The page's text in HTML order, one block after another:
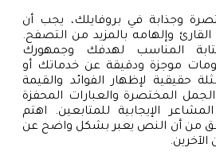
وجذابة في بروفايلك، يجب أن
وإلهامه بالمزيد من التصفح.
المناسب لهدفك وجمهورك
موجزة ودقيقة عن خدماتك أو
حقيقية لإظهار الفوائد والقيمة
المختصرة والعبارات المحفزة
الإيجابية للمتابعين. اهتم
من أن النص يعبر بشكل واضح عن